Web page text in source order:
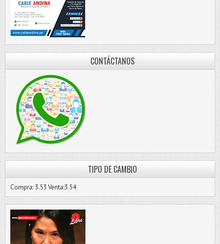
CONTÁCTANOS
TIPO DE CAMBIO
Compra: 3.53 Venta:3.54